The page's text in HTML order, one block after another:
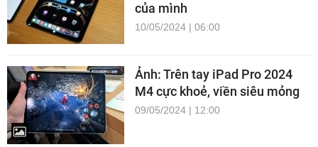
của mình
10/05/2024 | 06:00
Ảnh: Trên tay iPad Pro 2024
M4 cực khoẻ, viền siêu mỏng
09/05/2024 | 12:00